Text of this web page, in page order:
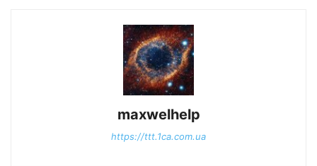
maxwelhelp
https://ttt.1ca.com.ua